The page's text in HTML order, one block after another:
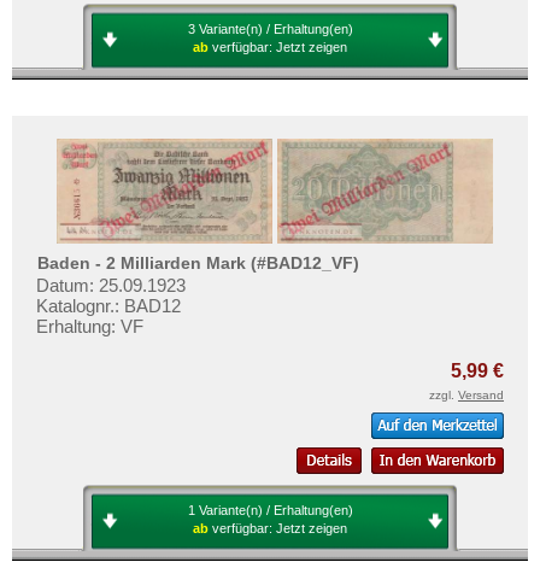
3 Variante(n) / Erhaltung(en)
ab verfügbar: Jetzt zeigen
Baden - 2 Milliarden Mark (#BAD12_VF)
Datum: 25.09.1923
Katalognr.: BAD12
Erhaltung: VF
5,99 €
zzgl. Versand
1 Variante(n) / Erhaltung(en)
ab verfügbar: Jetzt zeigen